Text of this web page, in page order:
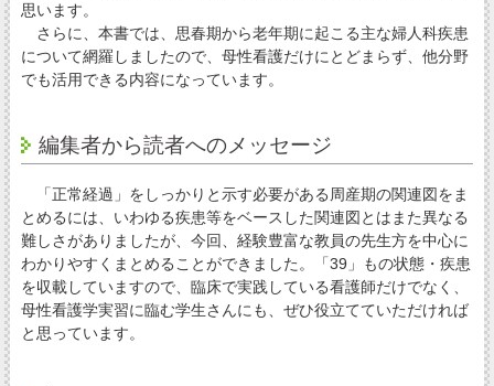
思います。
さらに、本書では、思春期から老年期に起こる主な婦人科疾患
について網羅しましたので、母性看護だけにとどまらず、他分野
でも活用できる内容になっています。
編集者から読者へのメッセージ
「正常経過」をしっかりと示す必要がある周産期の関連図をま
とめるには、いわゆる疾患等をベースした関連図とはまた異なる
難しさがありましたが、今回、経験豊富な教員の先生方を中心に
わかりやすくまとめることができました。「39」もの状態・疾患
を収載していますので、臨床で実践している看護師だけでなく、
母性看護学実習に臨む学生さんにも、ぜひ役立てていただければ
と思っています。